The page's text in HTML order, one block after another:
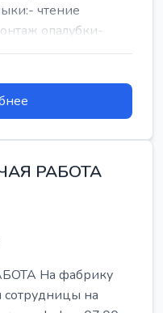
чтение
опалубки-
РАБОТА
На фабрику
на